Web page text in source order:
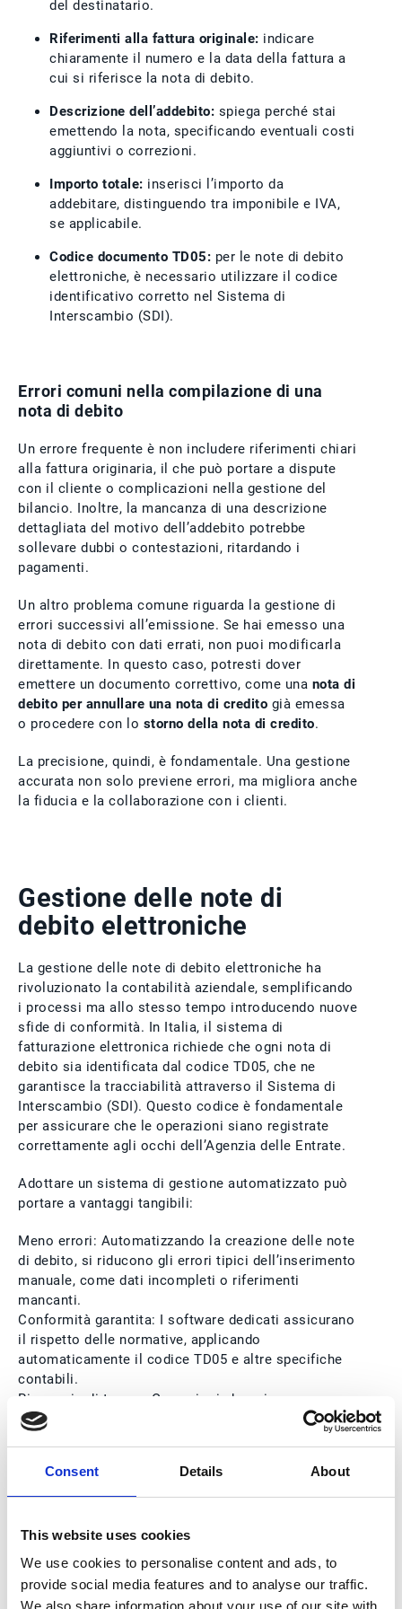
Consent Details About
This website uses cookies
We use cookies to personalise content and ads, to
provide social media features and to analyse our traffic.
We also share information about your use of our site with
del destinatario.
Riferimenti alla fattura originale: indicare
chiaramente il numero e la data della fattura a
cui si riferisce la nota di debito.
Descrizione dell’addebito: spiega perché stai
emettendo la nota, specificando eventuali costi
aggiuntivi o correzioni.
Importo totale: inserisci l’importo da
addebitare, distinguendo tra imponibile e IVA,
se applicabile.
Codice documento TD05: per le note di debito
elettroniche, è necessario utilizzare il codice
identificativo corretto nel Sistema di
Interscambio (SDI).
Errori comuni nella compilazione di una
nota di debito
Un errore frequente è non includere riferimenti chiari
alla fattura originaria, il che può portare a dispute
con il cliente o complicazioni nella gestione del
bilancio. Inoltre, la mancanza di una descrizione
dettagliata del motivo dell’addebito potrebbe
sollevare dubbi o contestazioni, ritardando i
pagamenti.
Un altro problema comune riguarda la gestione di
errori successivi all’emissione. Se hai emesso una
nota di debito con dati errati, non puoi modificarla
direttamente. In questo caso, potresti dover
emettere un documento correttivo, come una nota di
debito per annullare una nota di credito già emessa
o procedere con lo storno della nota di credito.
La precisione, quindi, è fondamentale. Una gestione
accurata non solo previene errori, ma migliora anche
la fiducia e la collaborazione con i clienti.
Gestione delle note di
debito elettroniche
La gestione delle note di debito elettroniche ha
rivoluzionato la contabilità aziendale, semplificando
i processi ma allo stesso tempo introducendo nuove
sfide di conformità. In Italia, il sistema di
fatturazione elettronica richiede che ogni nota di
debito sia identificata dal codice TD05, che ne
garantisce la tracciabilità attraverso il Sistema di
Interscambio (SDI). Questo codice è fondamentale
per assicurare che le operazioni siano registrate
correttamente agli occhi dell’Agenzia delle Entrate.
Adottare un sistema di gestione automatizzato può
portare a vantaggi tangibili:
Meno errori: Automatizzando la creazione delle note
di debito, si riducono gli errori tipici dell’inserimento
manuale, come dati incompleti o riferimenti
mancanti.
Conformità garantita: I software dedicati assicurano
il rispetto delle normative, applicando
automaticamente il codice TD05 e altre specifiche
contabili.
Risparmio di tempo: Operazioni che prima
richiedevano un controllo manuale lungo e
amministrativo.
Errori come la duplicazione di documenti o
l’emissione di note con dati incompleti sono ancora